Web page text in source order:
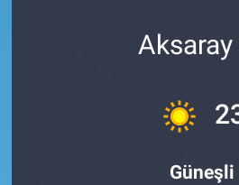
Aksaray
Güneşli
Yetiştirici Soruyor